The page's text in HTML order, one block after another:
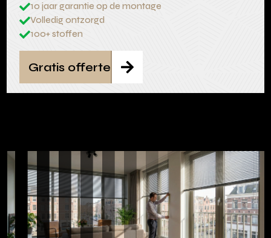
10 jaar garantie op de montage
Volledig ontzorgd
100+ stoffen

Gratis offerte